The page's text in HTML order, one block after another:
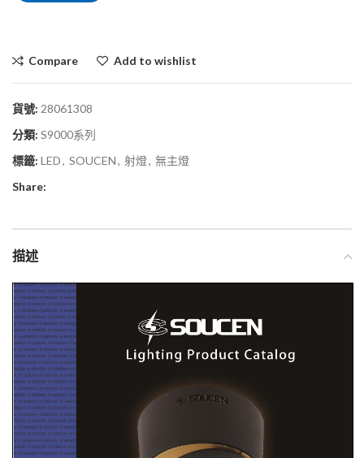
Compare Add to wishlist
貨號: 28061308
分類: S9000系列
標籤: LED, SOUCEN, 射燈, 無主燈
Share:
描述